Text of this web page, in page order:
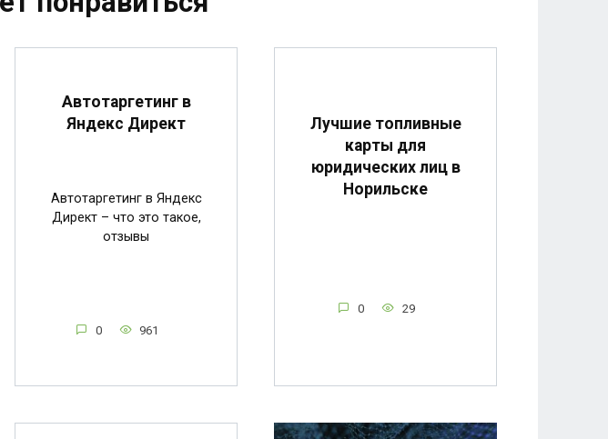
Автотаргетинг в
Яндекс Директ
Автотаргетинг в Яндекс
Директ – что это такое,
отзывы
0 961
Лучшие топливные
карты для
юридических лиц в
Норильске
0 29